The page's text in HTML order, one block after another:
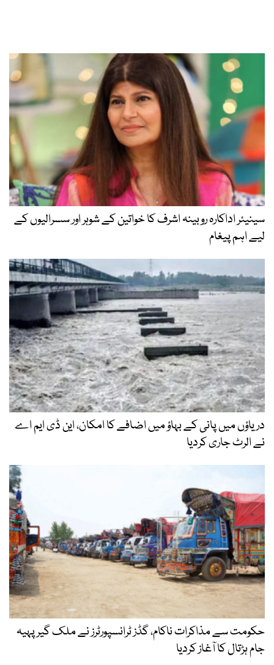
سینیئر اداکارہ روبینہ اشرف کا خواتین کے شوہر اور سسرالیوں کے
لیے اہم پیغام
دریاؤں میں پانی کے بہاؤ میں اضافے کا امکان، این ڈی ایم اے
نے الرٹ جاری کردیا
حکومت سے مذاکرات ناکام، گڈز ٹرانسپورٹرز نے ملک گیر پہیہ
جام ہڑتال کا آغاز کردیا